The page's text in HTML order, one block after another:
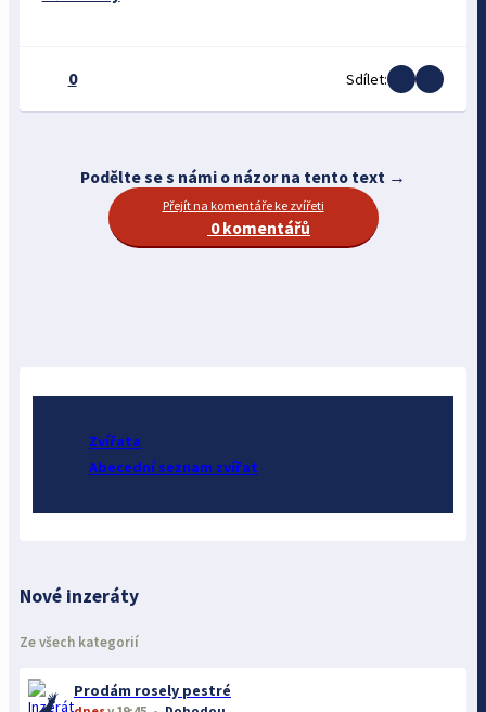
0 Sdílet:
Podělte se s námi o názor na tento text →
Přejít na komentáře ke zvířeti
0 komentářů
Zvířata
Abecední seznam zvířat
Nové inzeráty
Ze všech kategorií
Prodám rosely pestré